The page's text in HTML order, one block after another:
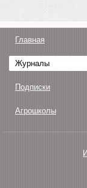
Главная
Журналы
Подписки
Агрошколы